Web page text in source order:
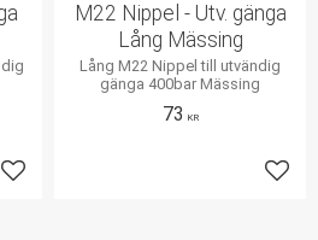
Lägg till i favoriter
M22 Nippel - Utv. gänga
Lång Mässing
Lång M22 Nippel till utvändig
gänga 400bar Mässing
73 KR